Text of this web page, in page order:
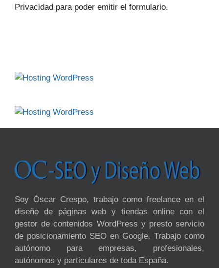
Privacidad para poder emitir el formulario.
Soy Óscar Crespo, trabajo como freelance en el
diseño de páginas web y tiendas online con el
gestor de contenidos WordPress y presto servicio
de posicionamiento SEO en Google. Trabajo como
autónomo para empresas, profesionales,
autónomos y particulares de toda España.